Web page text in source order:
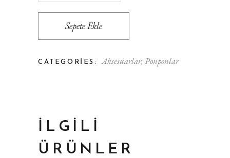
Sepete Ekle
CATEGORIES: Aksesuarlar, Ponponlar
İLGILI
ÜRÜNLER